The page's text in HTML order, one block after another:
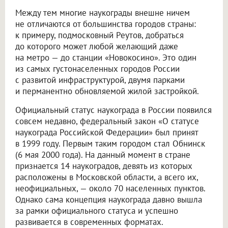
Между тем многие наукограды внешне ничем
не отличаются от большинства городов страны:
к примеру, подмосковный Реутов, добраться
до которого может любой желающий даже
на метро — до станции «Новокосино». Это один
из самых густонаселенных городов России
с развитой инфраструктурой, двумя парками
и перманентно обновляемой жилой застройкой.
Официальный статус наукограда в России появился
совсем недавно, федеральный закон «О статусе
наукограда Российской Федерации» был принят
в 1999 году. Первым таким городом стал Обнинск
(6 мая 2000 года). На данный момент в стране
признается 14 наукоградов, девять из которых
расположены в Московской области, а всего их,
неофициальных, — около 70 населенных пунктов.
Однако сама концепция наукограда давно вышла
за рамки официального статуса и успешно
развивается в современных форматах.